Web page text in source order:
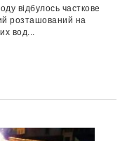
відбулось часткове
розташований на
вод...